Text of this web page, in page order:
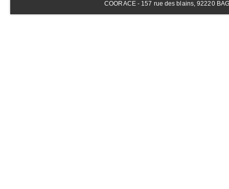
COORACE - 157 rue des blains, 92220